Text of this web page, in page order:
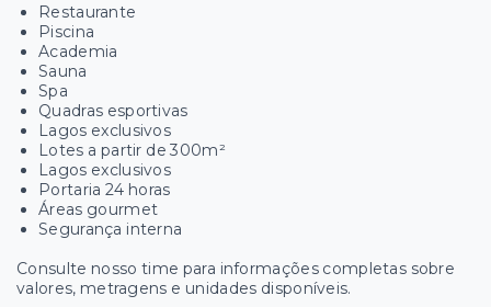
Restaurante
Piscina
Academia
Sauna
Spa
Quadras esportivas
Lagos exclusivos
Lotes a partir de 300m²
Lagos exclusivos
Portaria 24 horas
Áreas gourmet
Segurança interna
Consulte nosso time para informações completas sobre
valores, metragens e unidades disponíveis.